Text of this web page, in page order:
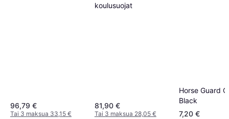
96,79 €
Tai 3 maksua 33,15 €
koulusuojat
81,90 €
Tai 3 maksua 28,05 €
Horse Guard
Black
7,20 €